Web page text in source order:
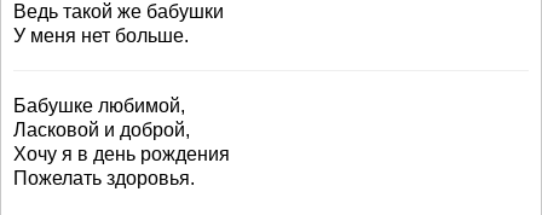
Ведь такой же бабушки
У меня нет больше.
Бабушке любимой,
Ласковой и доброй,
Хочу я в день рождения
Пожелать здоровья.